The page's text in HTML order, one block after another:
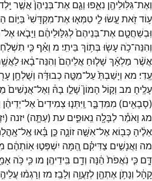
וְאֶת־גִּלּֽוּלֵיהֶ֖ן נִאֵ֑פוּ וְגַ֤ם אֶת־בְּנֵיהֶן֙אֲשֶׁ֣ר
ע֥וֹדזֹ֖אתעָ֣שׂוּלִ֑י טִמְּא֤וּאֶת־מִקְדָּשִׁי֙ בַּיּ֣וֹם
וּֽבְשַׁחֲטָ֤ם אֶת־בְּנֵיהֶם֙לְגִלּ֣וּלֵיהֶ֔ם וַיָּבֹ֧אוּאֶל־
וְהִנֵּה־כֹ֥ה עָשׂ֖וּ בְּת֥וֹךְ בֵּיתִֽי׃ מ וְאַ֗ף כִּ֤י
אֲשֶׁ֨ר מַלְאָ֜ךְ שָׁל֤וּחַ אֲלֵיהֶם֙ וְהִנֵּה־בָ֔אוּ
עֶֽדִי׃ מא וְיָשַׁבְתְּ֙עַל־מִטָּ֣ה כְבוּדָּ֔ה וְשֻׁלְחָ֥ן
עָלֶֽיהָ׃ מב וְק֣וֹל הָמוֹן֮ שָׁלֵ֣ו בָהּ֒ וְאֶל־אֲנָשִׁים֙
(סָבָאִ֖ים) מִמִּדְבָּ֑ר וַֽיִּתְּנ֤וּ צְמִידִים֙אֶל־יְדֵיהֶ֔ן
מג וָאֹמַ֕רלַבָּלָ֖ה נִֽאוּפִ֑ים עת(עַתָּ֛ה) יזנה (
אֵלֶ֔יהָ כְּב֖וֹאאֶל־אִשָּׁ֣ה זוֹנָ֑ה כֵּ֣ן בָּ֗אוּאֶֽל־
מה וַאֲנָשִׁ֣ים צַדִּיקִ֗ם הֵ֚מָּה יִשְׁפְּט֣וּאֽוֹתְהֶ֔ם
דָּ֑ם כִּ֤י נֹֽאֲפֹת֙ הֵ֔נָּה וְדָ֖ם בִּֽידֵיהֶֽן׃ מו כִּ֛י כֹּ֥ה
קָהָ֔ל וְנָתֹ֥ן אֶתְהֶ֖ן לְזַעֲוָ֥ה וְלָבַֽז׃ מז וְרָגְמ֨וּ